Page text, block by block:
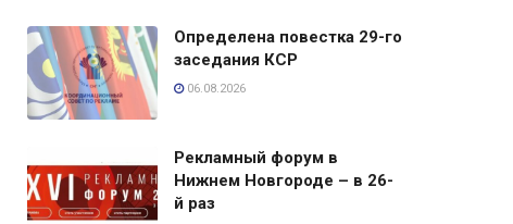
Определена повестка 29-го
заседания КСР
06.08.2026
Рекламный форум в
Нижнем Новгороде – в 26-
й раз